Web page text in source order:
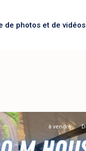
de photos et de vidéos
à vendre